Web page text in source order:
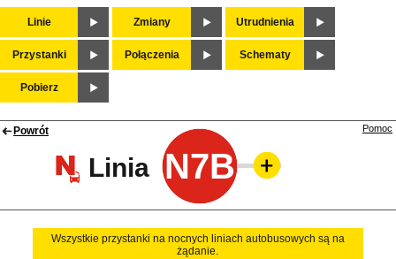
Linie Zmiany Utrudnienia
Przystanki Połączenia Schematy
Pobierz
Powrót
Linia N7B
Pomoc
Wszystkie przystanki na nocnych liniach autobusowych są na
żądanie.